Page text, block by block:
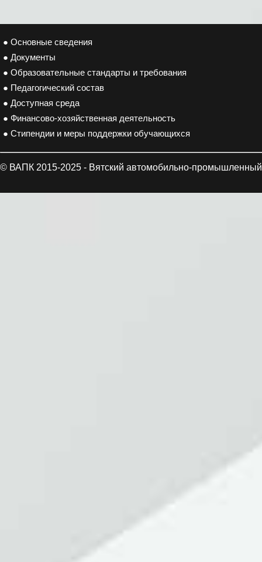
● Основные сведения
● Документы
● Образовательные стандарты и требования
● Педагогический состав
● Доступная среда
● Финансово-хозяйственная деятельность
● Стипендии и меры поддержки обучающихся
© ВАПК 2015-2025 - Вятский автомобильно-